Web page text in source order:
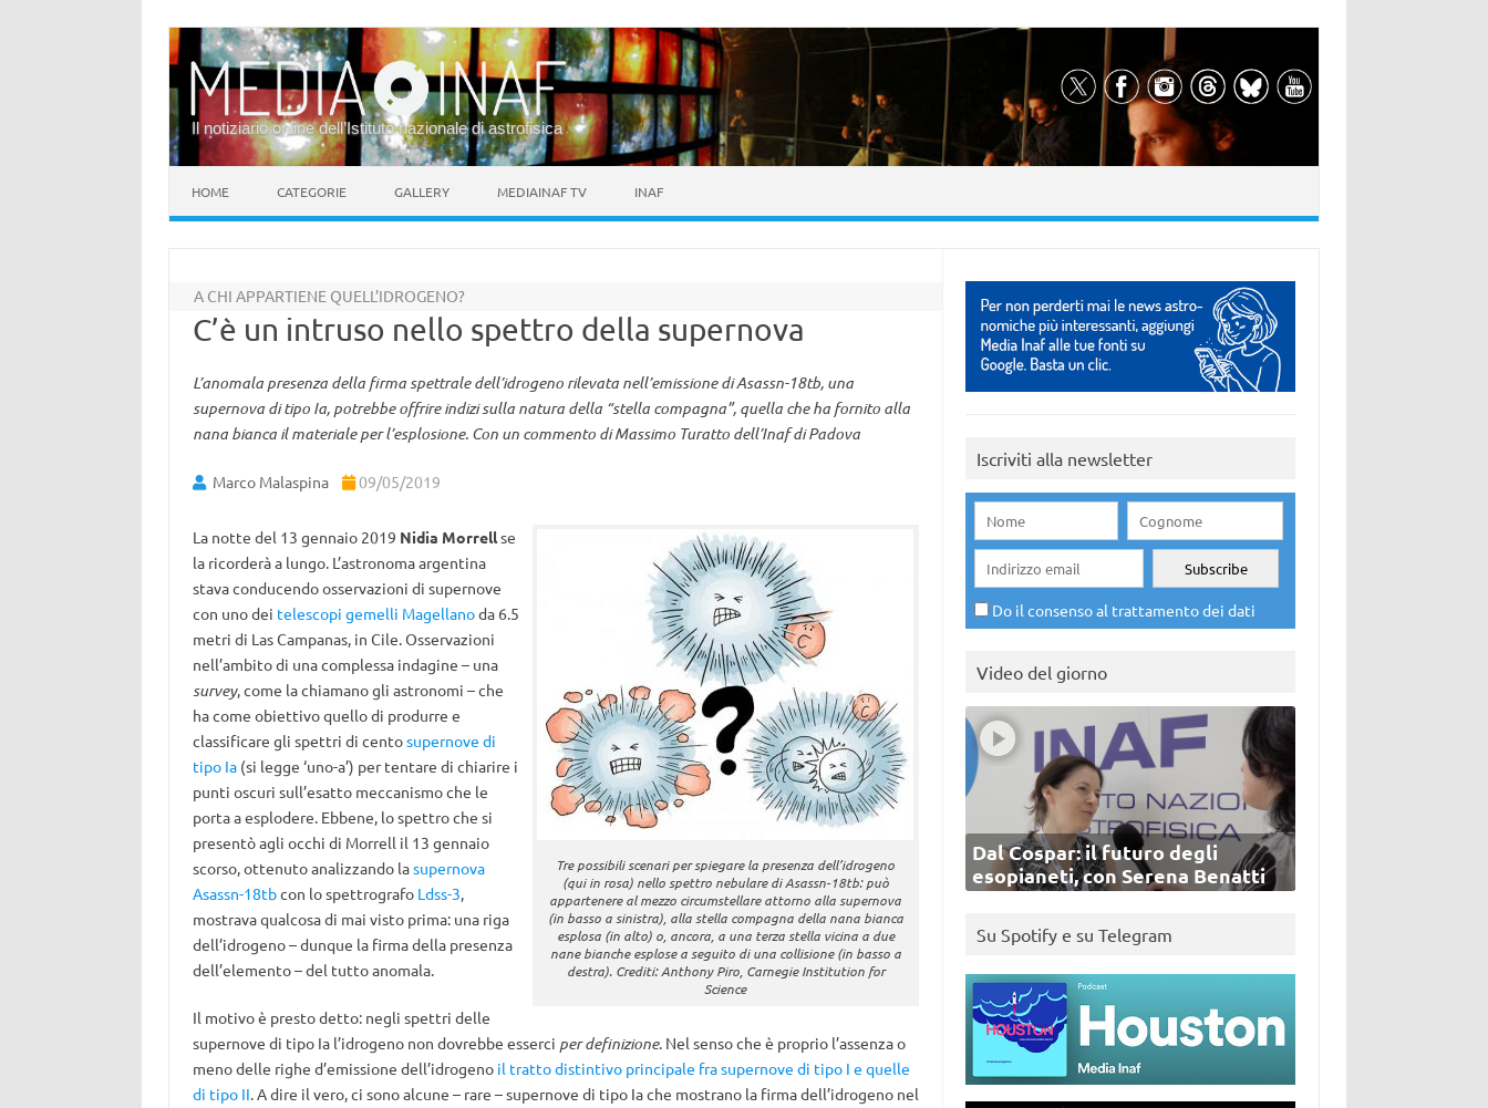
Il notiziario online dell’Istituto nazionale di astrofisica
HOME CATEGORIE GALLERY MEDIAINAF TV INAF
A CHI APPARTIENE QUELL’IDROGENO?
C’è un intruso nello spettro della supernova
L’anomala presenza della firma spettrale dell’idrogeno rilevata nell’emissione di Asassn-18tb, una
supernova di tipo Ia, potrebbe offrire indizi sulla natura della “stella compagna”, quella che ha fornito alla
nana bianca il materiale per l’esplosione. Con un commento di Massimo Turatto dell’Inaf di Padova
Marco Malaspina 09/05/2019
Tre possibili scenari per spiegare la presenza dell’idrogeno
(qui in rosa) nello spettro nebulare di Asassn-18tb: può
appartenere al mezzo circumstellare attorno alla supernova
(in basso a sinistra), alla stella compagna della nana bianca
esplosa (in alto) o, ancora, a una terza stella vicina a due
nane bianche esplose a seguito di una collisione (in basso a
destra). Crediti: Anthony Piro, Carnegie Institution for
Science
La notte del 13 gennaio 2019 Nidia Morrellse
la ricorderà a lungo. L’astronoma argentina
stava conducendo osservazioni di supernove
con uno dei telescopi gemelli Magellanoda 6.5
metri di Las Campanas, in Cile. Osservazioni
nell’ambito di una complessa indagine – una
survey, come la chiamano gli astronomi – che
ha come obiettivo quello di produrre e
classificare gli spettri di centosupernove di
tipo Ia(si legge ‘uno-a’) per tentare di chiarire i
punti oscuri sull’esatto meccanismo che le
porta a esplodere. Ebbene, lo spettro che si
presentò agli occhi di Morrell il 13 gennaio
scorso, ottenuto analizzando lasupernova
Asassn-18tbcon lo spettrografo Ldss-3,
mostrava qualcosa di mai visto prima: una riga
dell’idrogeno – dunque la firma della presenza
dell’elemento – del tutto anomala.
Il motivo è presto detto: negli spettri delle
supernove di tipo Ia l’idrogeno non dovrebbe esserci per definizione. Nel senso che è proprio l’assenza o
meno delle righe d’emissione dell’idrogeno il tratto distintivo principale fra supernove di tipo I e quelle
di tipo II. A dire il vero, ci sono alcune – rare – supernove di tipo Ia che mostrano la firma dell’idrogeno nel
Iscriviti alla newsletter
Do il consenso al trattamento dei dati
Video del giorno
Dal Cospar: il futuro degli
esopianeti, con Serena Benatti
Su Spotify e su Telegram